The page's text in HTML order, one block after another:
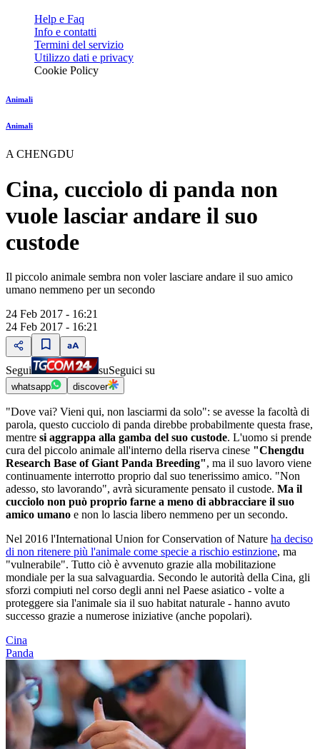
Help e Faq
Info e contatti
Termini del servizio
Utilizzo dati e privacy
Cookie Policy
Animali
Animali
A CHENGDU
Cina, cucciolo di panda non
vuole lasciar andare il suo
custode
Il piccolo animale sembra non voler lasciare andare il suo amico
umano nemmeno per un secondo
24 Feb 2017 - 16:21
24 Feb 2017 - 16:21
Segui suSeguici su
whatsapp discover
"Dove vai? Vieni qui, non lasciarmi da solo": se avesse la facoltà di
parola, questo cucciolo di panda direbbe probabilmente questa frase,
mentre si aggrappa alla gamba del suo custode. L'uomo si prende
cura del piccolo animale all'interno della riserva cinese "Chengdu
Research Base of Giant Panda Breeding", ma il suo lavoro viene
continuamente interrotto proprio dal suo tenerissimo amico. "Non
adesso, sto lavorando", avrà sicuramente pensato il custode. Ma il
cucciolo non può proprio farne a meno di abbracciare il suo
amico umano e non lo lascia libero nemmeno per un secondo.
Nel 2016 l'International Union for Conservation of Nature ha deciso
di non ritenere più l'animale come specie a rischio estinzione, ma
"vulnerabile". Tutto ciò è avvenuto grazie alla mobilitazione
mondiale per la sua salvaguardia. Secondo le autorità della Cina, gli
sforzi compiuti nel corso degli anni nel Paese asiatico - volte a
proteggere sia l'animale sia il suo habitat naturale - hanno avuto
successo grazie a numerose iniziative (anche popolari).
Cina
Panda